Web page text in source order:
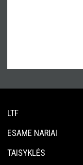
LTF
ESAME NARIAI
TAISYKLĖS